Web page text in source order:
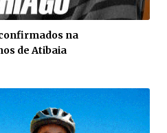
na
de Atibaia